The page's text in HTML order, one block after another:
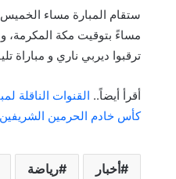
ستقام المبارة مساء
مساءً بتوقيت مكة المكرمة،
ترقبوا ديربي ناري و مباراة
أقرأ أيضاً.. القنوات الناقلة
كأس خادم الحرمين الشريفين
أخبار رياضة